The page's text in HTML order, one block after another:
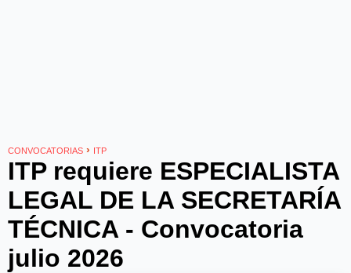
CONVOCATORIAS › ITP
ITP requiere ESPECIALISTA
LEGAL DE LA SECRETARÍA
TÉCNICA - Convocatoria
julio 2026